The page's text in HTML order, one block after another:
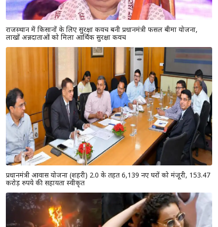
राजस्थान में किसानों के लिए सुरक्षा कवच बनी प्रधानमंत्री फसल बीमा योजना,
लाखों अन्नदाताओं को मिला आर्थिक सुरक्षा कवच
प्रधानमंत्री आवास योजना (शहरी) 2.0 के तहत 6,139 नए घरों को मंजूरी, 153.47
करोड़ रुपये की सहायता स्वीकृत